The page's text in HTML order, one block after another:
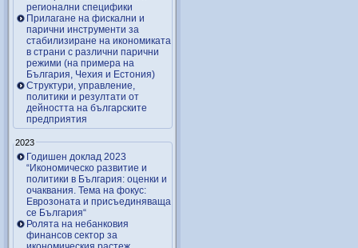
регионални специфики
Прилагане на фискални и
парични инструменти за
стабилизиране на икономиката
в страни с различни парични
режими (на примера на
България, Чехия и Естония)
Структури, управление,
политики и резултати от
дейността на българските
предприятия
2023
Годишен доклад 2023
“Икономическо развитие и
политики в България: оценки и
очаквания. Тема на фокус:
Еврозоната и присъединяваща
се България“
Ролята на небанковия
финансов сектор за